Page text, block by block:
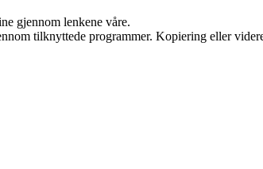
gjennom lenkene våre.
tilknyttede programmer. Kopiering eller